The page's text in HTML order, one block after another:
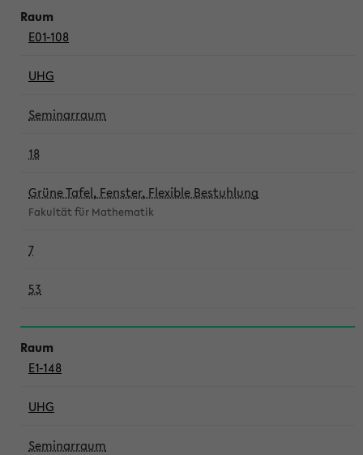
E01-108
UHG
Seminarraum
18
Grüne Tafel, Fenster, Flexible Bestuhlung
Fakultät für Mathematik
7
53
E1-148
UHG
Seminarraum